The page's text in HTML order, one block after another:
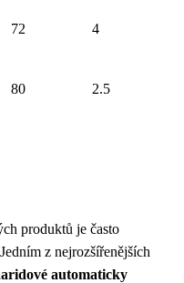
72 4
80 2.5
produktů je často
z nejrozšířenějších
automaticky